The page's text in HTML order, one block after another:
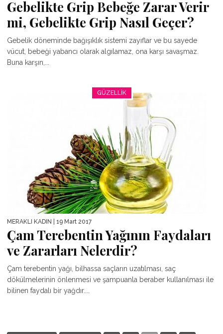
Gebelikte Grip Bebeğe Zarar Verir
mi, Gebelikte Grip Nasıl Geçer?
Gebelik döneminde bağışıklık sistemi zayıflar ve bu sayede
vücut, bebeği yabancı olarak algılamaz, ona karşı savaşmaz.
Buna karşın,...
GÜZELLIK
MERAKLI KADIN | 19 Mart 2017
Çam Terebentin Yağının Faydaları
ve Zararları Nelerdir?
Çam terebentin yağı, bilhassa saçların uzatılması, saç
dökülmelerinin önlenmesi ve şampuanla beraber kullanılması ile
bilinen faydalı bir yağdır....